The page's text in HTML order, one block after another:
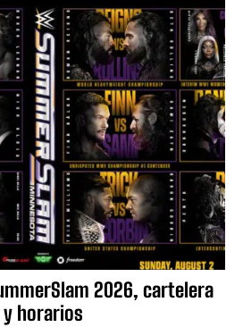
2026, cartelera
y horarios